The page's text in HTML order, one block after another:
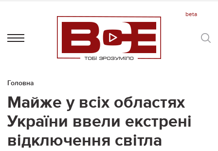
Головна
Майже у всіх областях
України ввели екстрені
відключення світла